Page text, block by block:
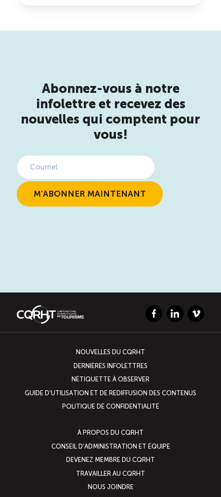
Abonnez-vous à notre
infolettre et recevez des
nouvelles qui comptent pour
vous!
FacebookLinkedInVimeo
NOUVELLES DU CQRHT
DERNIÈRES INFOLETTRES
NÉTIQUETTE À OBSERVER
GUIDE D’UTILISATION ET DE REDIFFUSION DES CONTENUS
POLITIQUE DE CONFIDENTIALITÉ
À PROPOS DU CQRHT
CONSEIL D’ADMINISTRATION ET ÉQUIPE
DEVENEZ MEMBRE DU CQRHT
TRAVAILLER AU CQRHT
NOUS JOINDRE